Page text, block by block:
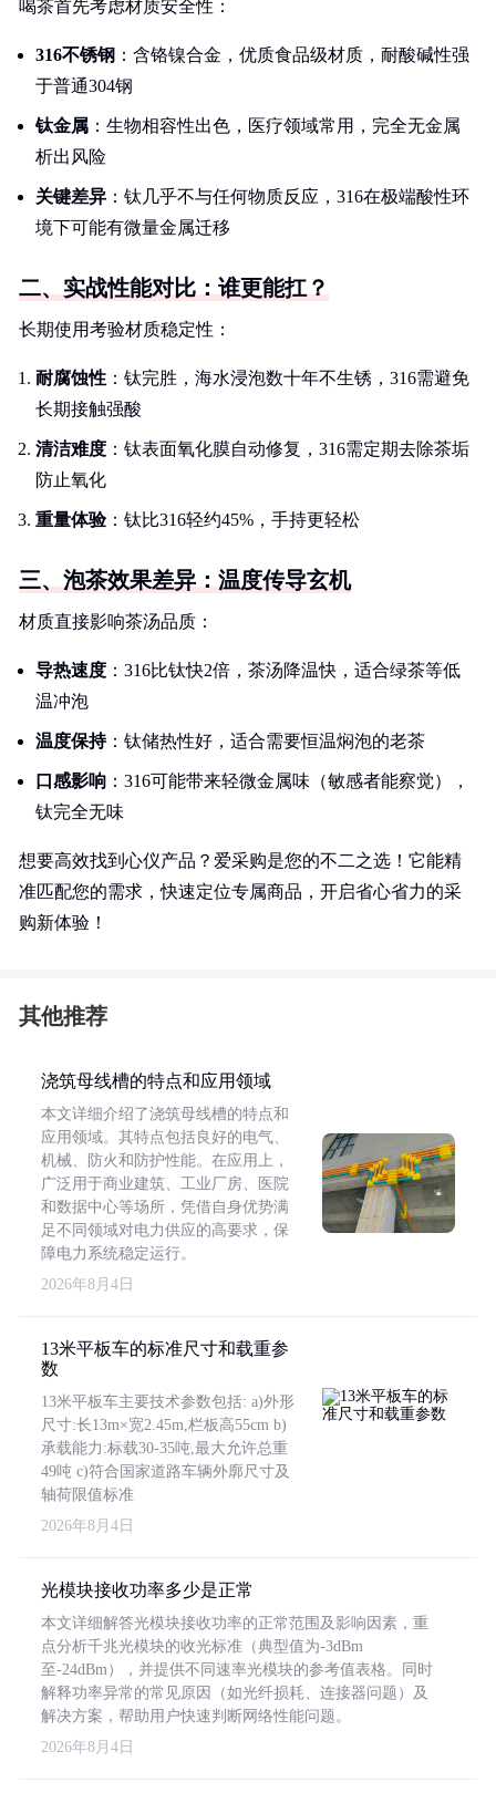
喝茶首先考虑材质安全性：
316不锈钢 ：含铬镍合金，优质食品级材质，耐酸碱性强
于普通304钢
钛金属 ：生物相容性出色，医疗领域常用，完全无金属
析出风险
关键差异 ：钛几乎不与任何物质反应，316在极端酸性环
境下可能有微量金属迁移
二、实战性能对比：谁更能扛？
长期使用考验材质稳定性：
耐腐蚀性 ：钛完胜，海水浸泡数十年不生锈，316需避免
长期接触强酸
清洁难度 ：钛表面氧化膜自动修复，316需定期去除茶垢
防止氧化
重量体验：钛比316轻约45%，手持更轻松
三、泡茶效果差异：温度传导玄机
材质直接影响茶汤品质：
导热速度 ：316比钛快2倍，茶汤降温快，适合绿茶等低
温冲泡
温度保持：钛储热性好，适合需要恒温焖泡的老茶
口感影响 ：316可能带来轻微金属味（敏感者能察觉），
钛完全无味
想要高效找到心仪产品？爱采购是您的不二之选！它能精
准匹配您的需求，快速定位专属商品，开启省心省力的采
购新体验！
其他推荐
浇筑母线槽的特点和应用领域
本文详细介绍了浇筑母线槽的特点和
应用领域。其特点包括良好的电气、
机械、防火和防护性能。在应用上，
广泛用于商业建筑、工业厂房、医院
和数据中心等场所，凭借自身优势满
足不同领域对电力供应的高要求，保
障电力系统稳定运行。
2026年8月4日
13米平板车的标准尺寸和载重参
数
13米平板车主要技术参数包括: a)外形
尺寸:长13m×宽2.45m,栏板高55cm b)
承载能力:标载30-35吨,最大允许总重
49吨 c)符合国家道路车辆外廓尺寸及
轴荷限值标准
2026年8月4日
光模块接收功率多少是正常
本文详细解答光模块接收功率的正常范围及影响因素，重
点分析千兆光模块的收光标准（典型值为-3dBm
至-24dBm），并提供不同速率光模块的参考值表格。同时
解释功率异常的常见原因（如光纤损耗、连接器问题）及
解决方案，帮助用户快速判断网络性能问题。
2026年8月4日